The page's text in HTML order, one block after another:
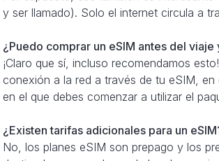
y ser llamado). Solo el internet circula a
¿Puedo comprar un eSIM antes del
¡Claro que sí, incluso recomendamos
conexión a la red a través de tu eSIM,
en el que debes comenzar a utilizar el
¿Existen tarifas adicionales para un
No, los planes eSIM son prepago y los